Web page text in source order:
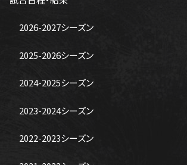
2026-2027シーズン
2025-2026シーズン
2024-2025シーズン
2023-2024シーズン
2022-2023シーズン